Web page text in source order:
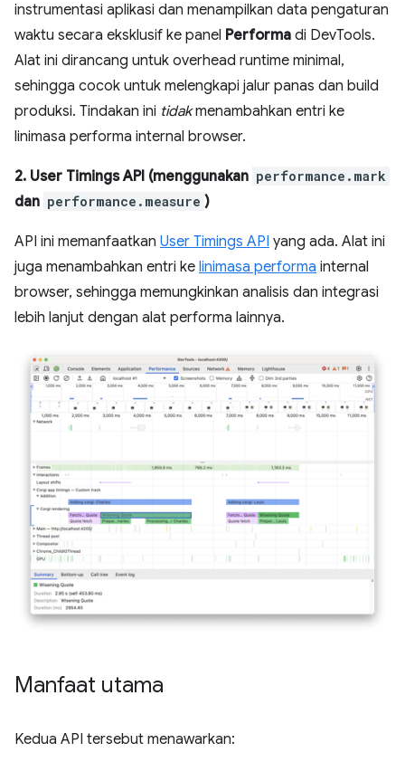
instrumentasi aplikasi dan menampilkan data pengaturan
waktu secara eksklusif ke panel Performa di DevTools.
Alat ini dirancang untuk overhead runtime minimal,
sehingga cocok untuk melengkapi jalur panas dan build
produksi. Tindakan ini tidakmenambahkan entri ke
linimasa performa internal browser.
2. User Timings API (menggunakan performance.mark
dan performance.measure )
API ini memanfaatkan User Timings API yang ada. Alat ini
juga menambahkan entri ke linimasa performa internal
browser, sehingga memungkinkan analisis dan integrasi
lebih lanjut dengan alat performa lainnya.
Manfaat utama
Kedua API tersebut menawarkan: